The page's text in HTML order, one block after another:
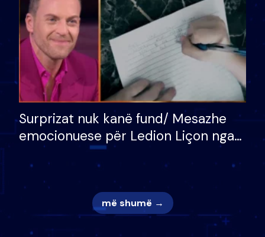
Surprizat nuk kanë fund/ Mesazhe
emocionuese për Ledion Liçon nga
nëna dhe fëmijët e tij, moderatori
nuk i mban dot lotët: Nuk meritoj…
më shumë →